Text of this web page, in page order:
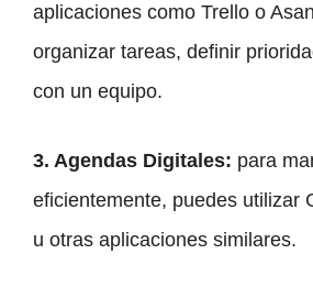
aplicaciones como Trello o
organizar tareas, definir
con un equipo.
3. Agendas Digitales: para
eficientemente, puedes utilizar
u otras aplicaciones similares.